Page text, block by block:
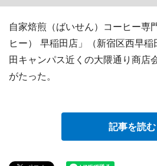
自家焙煎（ばいせん）コーヒー専
ヒー） 早稲田店」（新宿区西早
田キャンパス近くの大隈通り商店
がたった。
記事を読む